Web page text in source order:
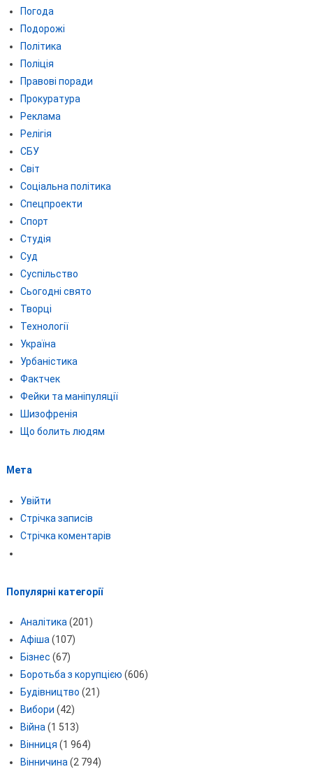
Погода
Подорожі
Політика
Поліція
Правові поради
Прокуратура
Реклама
Релігія
СБУ
Світ
Соціальна політика
Спецпроекти
Спорт
Студія
Суд
Суспільство
Сьогодні свято
Творці
Технології
Україна
Урбаністика
Фактчек
Фейки та маніпуляції
Шизофренія
Що болить людям
Мета
Увійти
Стрічка записів
Стрічка коментарів
Популярні категорії
Аналітика(201)
Афіша(107)
Бізнес (67)
Боротьба з корупцією (606)
Будівництво (21)
Вибори (42)
Війна(1 513)
Вінниця (1 964)
Вінничина(2 794)